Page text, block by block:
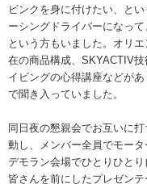
ビンクを身に付けたい、と
ーシングドライバーになっ
という方もいました。オリ
在の商品構成、SKYACTIV
イビングの心得講座などが
で聞き入っていました。
同日夜の懇親会でお互いに
動し、メンバー全員でモータ
デモラン会場でひとりひと
皆さんを前にしたプレゼン